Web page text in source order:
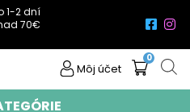
1-2 dní
70€
Môj účet
0